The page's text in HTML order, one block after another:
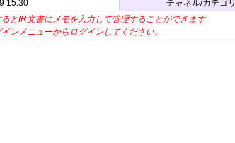
15:30 チャネル/カテゴリ
るとIR文書にメモを入力して管理することができます
ンメニューからログインしてください。